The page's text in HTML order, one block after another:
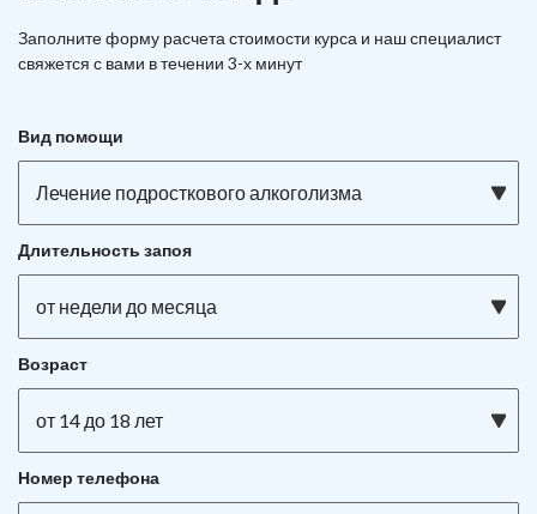
Заполните форму расчета стоимости курса и наш специалист
свяжется с вами в течении 3-х минут
Вид помощи
Лечение подросткового алкоголизма
Длительность запоя
от недели до месяца
Возраст
от 14 до 18 лет
Номер телефона